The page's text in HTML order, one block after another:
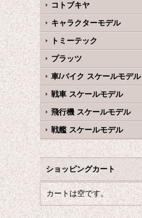
コトブキヤ
キャラクターモデル
トミーテック
プラッツ
車/バイク スケールモデル
戦車 スケールモデル
飛行機 スケールモデル
戦艦 スケールモデル
ショッピングカート
カートは空です。